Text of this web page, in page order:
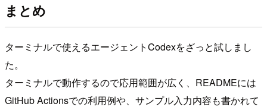
まとめ
ターミナルで使えるエージェントCodexをざっと試しまし
た。
ターミナルで動作するので応用範囲が広く、READMEには
GitHub Actionsでの利用例や、サンプル入力内容も書かれて